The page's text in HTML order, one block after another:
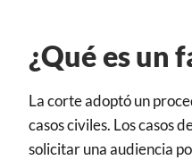
¿Qué es un
La corte adoptó un
casos civiles. Los casos
solicitar una audiencia